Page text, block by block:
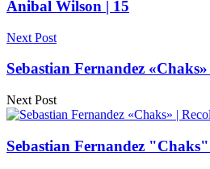
Anibal Wilson | 15
Next Post
Sebastian Fernandez
Next Post
Sebastian Fernandez